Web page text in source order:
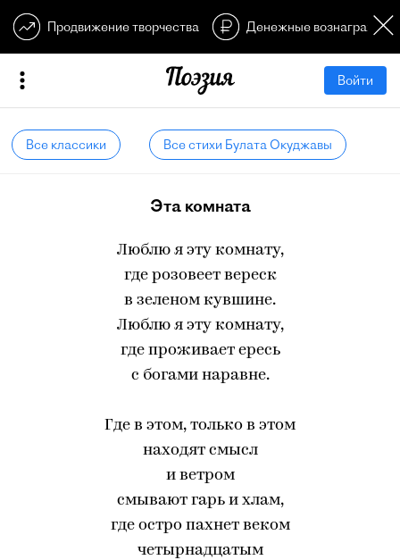
Продвижение творчества Денежные
Войти
Все классики Все стихи Булата Окуджавы
Эта комната
Люблю я эту комнату,
где розовеет вереск
в зеленом кувшине.
Люблю я эту комнату,
где проживает ересь
с богами наравне.
Где в этом, только в этом
находят смысл
и ветром
смывают гарь и хлам,
где остро пахнет веком
четырнадцатым